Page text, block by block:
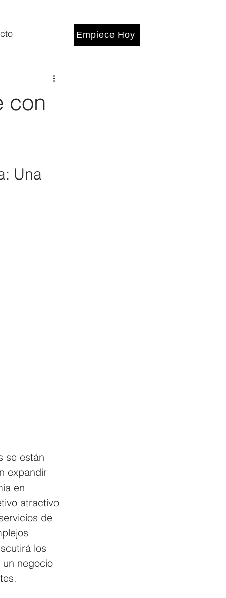
Empiece Hoy
con
Una
se están
expandir
en
atractivo
de
los
negocio